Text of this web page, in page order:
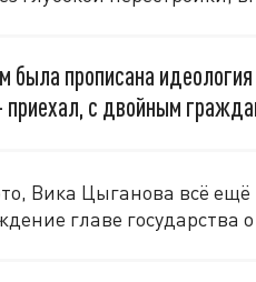
была прописана
приехал, с двойным
Вика Цыганова всё ещё
главе государства